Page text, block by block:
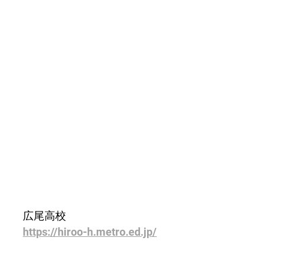
広尾高校
https://hiroo-h.metro.ed.jp/